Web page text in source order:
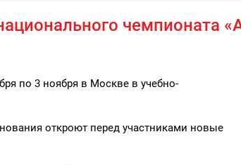
чемпионата
по 3 ноября в Москве в учебно-
откроют перед участниками новые